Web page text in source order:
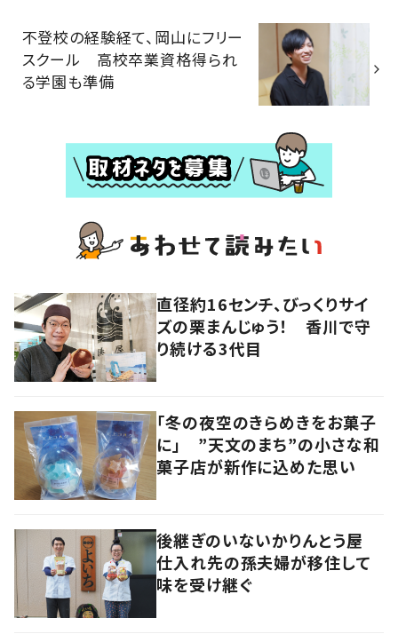
不登校の経験経て、岡山にフリー
スクール 高校卒業資格得られ
る学園も準備
直径約16センチ、びっくりサイ
ズの栗まんじゅう！ 香川で守
り続ける3代目
「冬の夜空のきらめきをお菓子
に」 ”天文のまち”の小さな和
菓子店が新作に込めた思い
後継ぎのいないかりんとう屋
仕入れ先の孫夫婦が移住して
味を受け継ぐ